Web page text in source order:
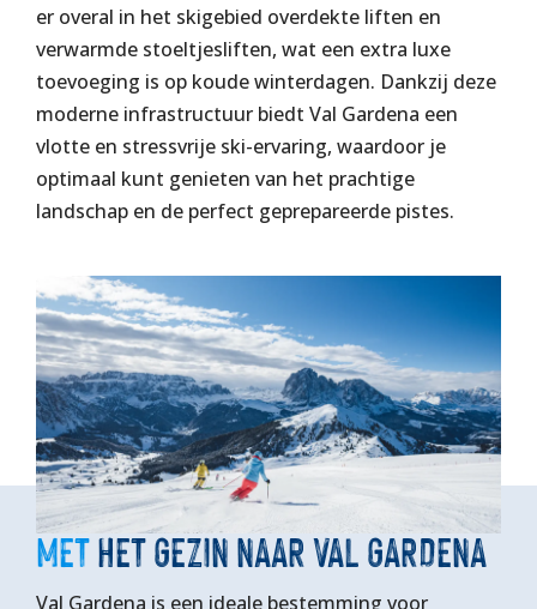
er overal in het skigebied overdekte liften en
verwarmde stoeltjesliften, wat een extra luxe
toevoeging is op koude winterdagen. Dankzij deze
moderne infrastructuur biedt Val Gardena een
vlotte en stressvrije ski-ervaring, waardoor je
optimaal kunt genieten van het prachtige
landschap en de perfect geprepareerde pistes.
METHET GEZIN NAAR VAL GARDENA
Val Gardena is een ideale bestemming voor